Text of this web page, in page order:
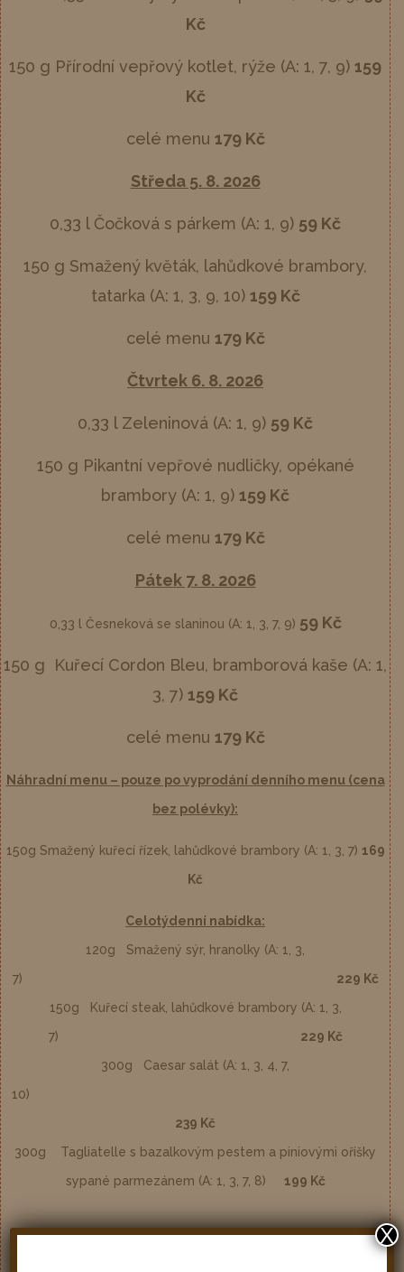
Kč
150 g Přírodní vepřový kotlet, rýže (A: 1, 7, 9) 159
Kč
celé menu 179 Kč
Středa 5. 8. 2026
0,33 l Čočková s párkem (A: 1, 9) 59 Kč
150 g Smažený květák, lahůdkové brambory,
tatarka (A: 1, 3, 9, 10) 159 Kč
celé menu 179 Kč
Čtvrtek 6. 8. 2026
0,33 l Zeleninová (A: 1, 9) 59 Kč
150 g Pikantní vepřové nudličky, opékané
brambory (A: 1, 9) 159 Kč
celé menu 179 Kč
Pátek 7. 8. 2026
0,33 l Česneková se slaninou (A: 1, 3, 7, 9) 59 Kč
150 g Kuřecí Cordon Bleu, bramborová kaše (A: 1,
3, 7) 159 Kč
celé menu 179 Kč
Náhradní menu – pouze po vyprodání denního menu (cena
bez polévky):
150g Smažený kuřecí řízek, lahůdkové brambory (A: 1, 3, 7) 169
Kč
Celotýdenní nabídka:
120g Smažený sýr, hranolky (A: 1, 3,
7) 229 Kč
150g Kuřecí steak, lahůdkové brambory (A: 1, 3,
7) 229 Kč
300g Caesar salát (A: 1, 3, 4, 7,
10)
239 Kč
300g Tagliatelle s bazalkovým pestem a piniovými oříšky
sypané parmezánem (A: 1, 3, 7, 8) 199 Kč
X